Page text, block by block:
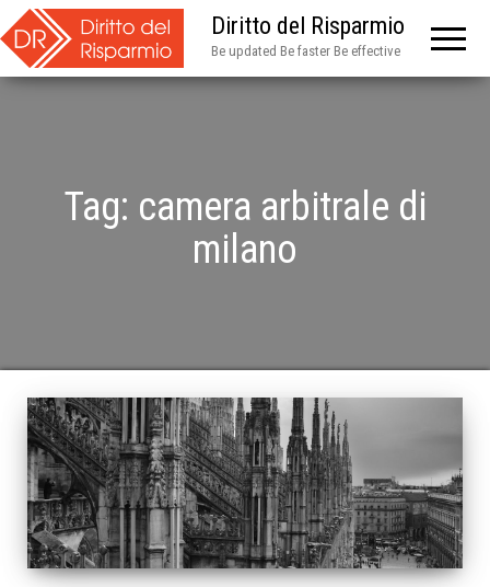
Diritto del Risparmio
Be updated Be faster Be effective
Tag: camera arbitrale di
milano